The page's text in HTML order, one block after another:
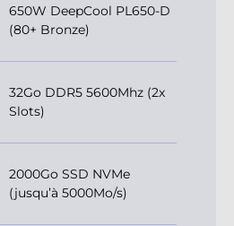
650W DeepCool PL650-D
(80+ Bronze)
32Go DDR5 5600Mhz (2x
Slots)
2000Go SSD NVMe
(jusqu’à 5000Mo/s)